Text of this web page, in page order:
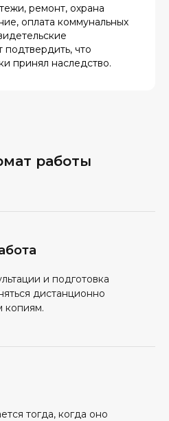
ремонт, охрана
оплата коммунальных
подтвердить, что
принял наследство.
работы
и подготовка
дистанционно
копиям.
тогда, когда оно